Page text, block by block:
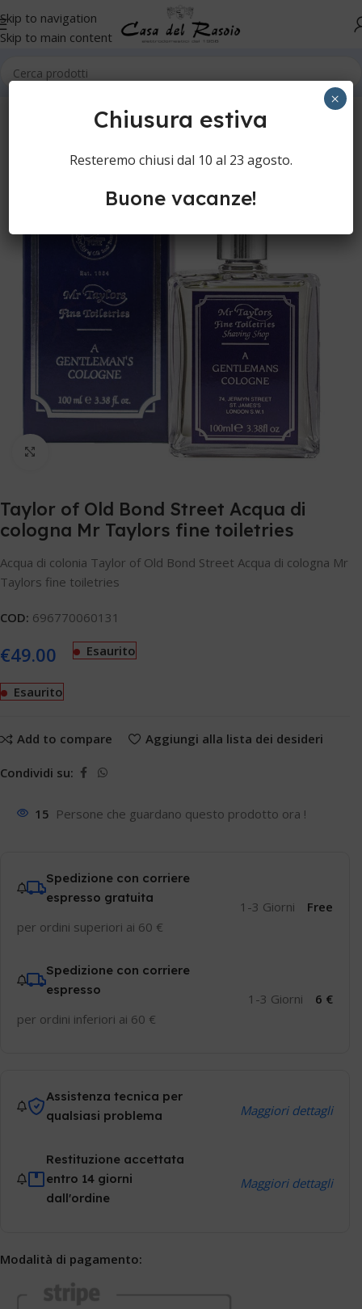
Skip to navigation
Skip to main content
Acqua di colonia
Taylor of Old Bond Street Acqua di
cologna Mr Taylors fine toiletries
Acqua di colonia Taylor of Old Bond Street Acqua di cologna Mr
Taylors fine toiletries
COD: 696770060131
€49.00 Esaurito
Esaurito
Add to compare Aggiungi alla lista dei desideri
Condividi su:
15 Persone che guardano questo prodotto ora !
Spedizione con corriere
espresso gratuita
per ordini superiori ai 60 €
1-3 Giorni Free
Spedizione con corriere
espresso
per ordini inferiori ai 60 €
1-3 Giorni 6 €
Assistenza tecnica per
qualsiasi problema
Maggiori dettagli
Restituzione accettata
entro 14 giorni
dall'ordine
Maggiori dettagli
Modalità di pagamento:
Chiusura estiva
Resteremo chiusi dal 10 al 23 agosto.
Buone vacanze!
×